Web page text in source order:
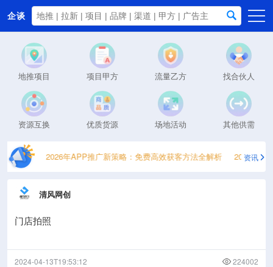
企谈
首页
商务资源
资讯动态
关于我们
地推项目 项目甲方 流量乙方 找合伙人
资源互换 优质货源 场地活动 其他供需
指南 2026年APP推广新策略：免费高效获客方法全解析 2026日结
资讯
清风网创
门店拍照
2024-04-13T19:53:12 224002